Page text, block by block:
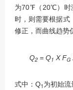
为70℉（20℃）时
时，则需要根据式
修正，而曲线趋势
Q2 = Q1 X FG
式中：Q1 为初始